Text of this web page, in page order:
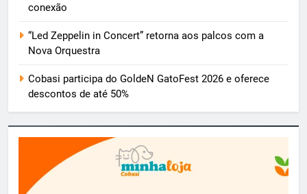
conexão
“Led Zeppelin in Concert” retorna aos palcos com a
Nova Orquestra
Cobasi participa do GoldeN GatoFest 2026 e oferece
descontos de até 50%